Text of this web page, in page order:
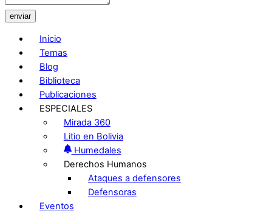
enviar
Inicio
Temas
Blog
Biblioteca
Publicaciones
ESPECIALES
Mirada 360
Litio en Bolivia
Humedales
Derechos Humanos
Ataques a defensores
Defensoras
Eventos